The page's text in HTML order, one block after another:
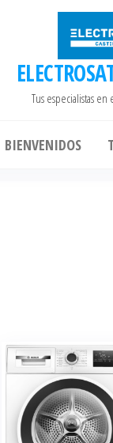
Tus especialistas
BIENVENIDOS